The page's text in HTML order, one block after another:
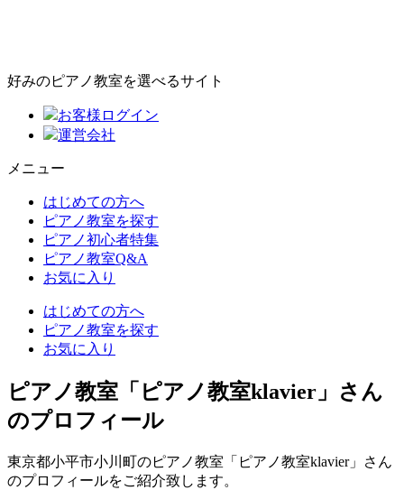
好みのピアノ教室を選べるサイト
お客様ログイン
運営会社
メニュー
はじめての方へ
ピアノ教室を探す
ピアノ初心者特集
ピアノ教室Q&A
お気に入り
はじめての方へ
ピアノ教室を探す
お気に入り
ピアノ教室「ピアノ教室klavier」さん
のプロフィール
東京都小平市小川町のピアノ教室「ピアノ教室klavier」さん
のプロフィールをご紹介致します。